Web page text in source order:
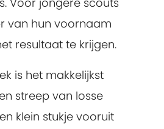
van hun voornaam
resultaat te krijgen.
is het makkelijkst
streep van losse
klein stukje vooruit